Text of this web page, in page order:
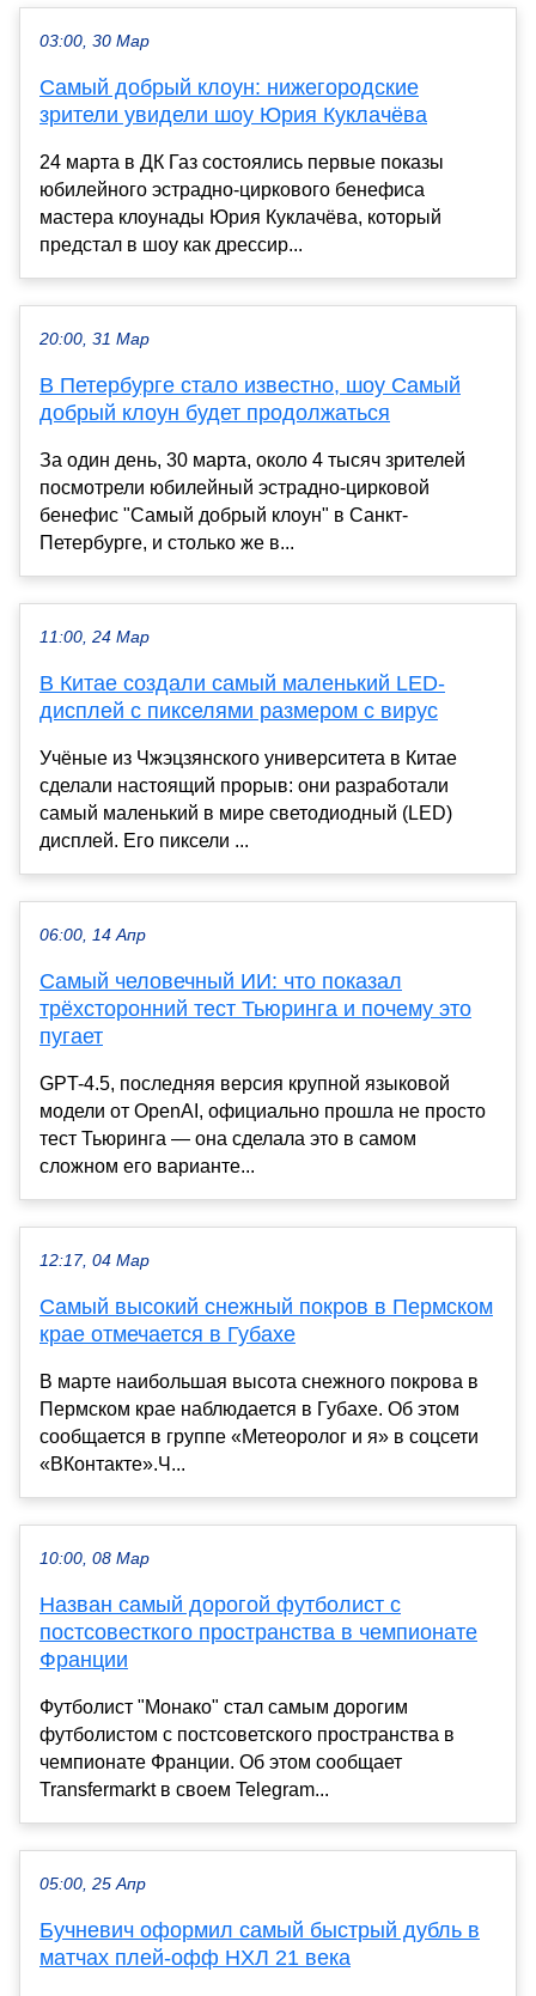
03:00, 30 Мар
Самый добрый клоун: нижегородские
зрители увидели шоу Юрия Куклачёва
24 марта в ДК Газ состоялись первые показы
юбилейного эстрадно-циркового бенефиса
мастера клоунады Юрия Куклачёва, который
предстал в шоу как дрессир...
20:00, 31 Мар
В Петербурге стало известно, шоу Самый
добрый клоун будет продолжаться
За один день, 30 марта, около 4 тысяч зрителей
посмотрели юбилейный эстрадно-цирковой
бенефис "Самый добрый клоун" в Санкт-
Петербурге, и столько же в...
11:00, 24 Мар
В Китае создали самый маленький LED-
дисплей с пикселями размером с вирус
Учёные из Чжэцзянского университета в Китае
сделали настоящий прорыв: они разработали
самый маленький в мире светодиодный (LED)
дисплей. Его пиксели ...
06:00, 14 Апр
Самый человечный ИИ: что показал
трёхсторонний тест Тьюринга и почему это
пугает
GPT-4.5, последняя версия крупной языковой
модели от OpenAI, официально прошла не просто
тест Тьюринга — она сделала это в самом
сложном его варианте...
12:17, 04 Мар
Самый высокий снежный покров в Пермском
крае отмечается в Губахе
В марте наибольшая высота снежного покрова в
Пермском крае наблюдается в Губахе. Об этом
сообщается в группе «Метеоролог и я» в соцсети
«ВКонтакте».Ч...
10:00, 08 Мар
Назван самый дорогой футболист с
постсовесткого пространства в чемпионате
Франции
Футболист "Монако" стал самым дорогим
футболистом с постсоветского пространства в
чемпионате Франции. Об этом сообщает
Transfermarkt в своем Telegram...
05:00, 25 Апр
Бучневич оформил самый быстрый дубль в
матчах плей‑офф НХЛ 21 века